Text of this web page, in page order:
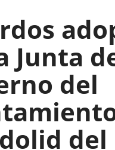
Junta
del
del